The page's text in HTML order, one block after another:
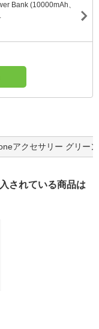
Bank (10000mAh、
アクセサリー グリーン
されている商品は